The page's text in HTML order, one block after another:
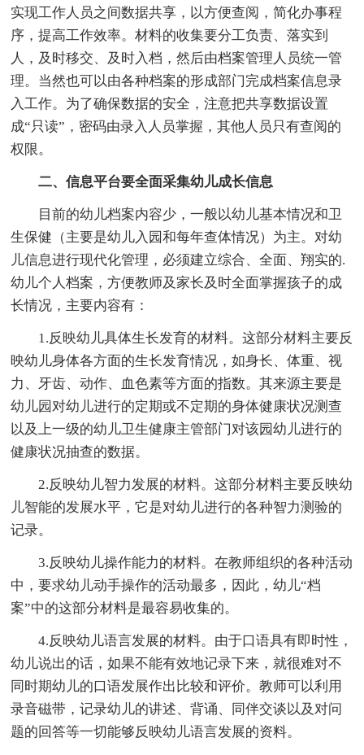
实现工作人员之间数据共享，以方便查阅，简化办事程
序，提高工作效率。材料的收集要分工负责、落实到
人，及时移交、及时入档，然后由档案管理人员统一管
理。当然也可以由各种档案的形成部门完成档案信息录
入工作。为了确保数据的安全，注意把共享数据设置
成“只读”，密码由录入人员掌握，其他人员只有查阅的
权限。
二、信息平台要全面采集幼儿成长信息
目前的幼儿档案内容少，一般以幼儿基本情况和卫
生保健（主要是幼儿入园和每年查体情况）为主。对幼
儿信息进行现代化管理，必须建立综合、全面、翔实的.
幼儿个人档案，方便教师及家长及时全面掌握孩子的成
长情况，主要内容有：
1.反映幼儿具体生长发育的材料。这部分材料主要反
映幼儿身体各方面的生长发育情况，如身长、体重、视
力、牙齿、动作、血色素等方面的指数。其来源主要是
幼儿园对幼儿进行的定期或不定期的身体健康状况测查
以及上一级的幼儿卫生健康主管部门对该园幼儿进行的
健康状况抽查的数据。
2.反映幼儿智力发展的材料。这部分材料主要反映幼
儿智能的发展水平，它是对幼儿进行的各种智力测验的
记录。
3.反映幼儿操作能力的材料。在教师组织的各种活动
中，要求幼儿动手操作的活动最多，因此，幼儿“档
案”中的这部分材料是最容易收集的。
4.反映幼儿语言发展的材料。由于口语具有即时性，
幼儿说出的话，如果不能有效地记录下来，就很难对不
同时期幼儿的口语发展作出比较和评价。教师可以利用
录音磁带，记录幼儿的讲述、背诵、同伴交谈以及对问
题的回答等一切能够反映幼儿语言发展的资料。